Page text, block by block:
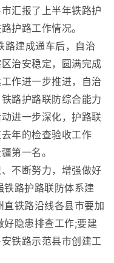
汇报了上半年铁路护
护路工作情况。
建成通车后，自治
治安稳定，圆满完成
作进一步推进，自治
路护路联防综合能力
进一步深化，护路联
年的检查验收工作
第一名。
不断努力，增强做好
路护路联防体系建
铁路沿线各县市要加
隐患排查工作;要建
铁路示范县市创建工